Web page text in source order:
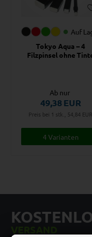
Auf
Tokyo Aqua – 4
Filzpinsel ohne
Ab nur
49,38EUR
Preis bei 1 stk., 54,84 EUR
4 Varianten
VERSAND